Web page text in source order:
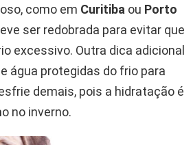
como em Curitiba ou Porto
ser redobrada para evitar que
excessivo. Outra dica adicional
água protegidas do frio para
demais, pois a hidratação é
no inverno.